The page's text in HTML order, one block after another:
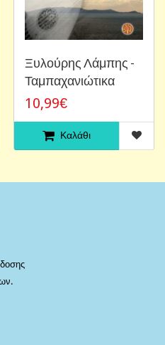
Ξυλούρης Λάμπης -
Ταμπαχανιώτικα
10,99€
Καλάθι